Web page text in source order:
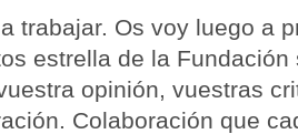
trabajar. Os voy luego a
estrella de la
opinión, vuestras
Colaboración que